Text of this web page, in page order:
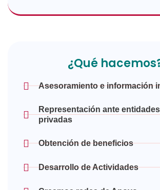
¿Qué
Asesoramiento e información
Representación ante
privadas
Obtención de beneficios
Desarrollo de Actividades